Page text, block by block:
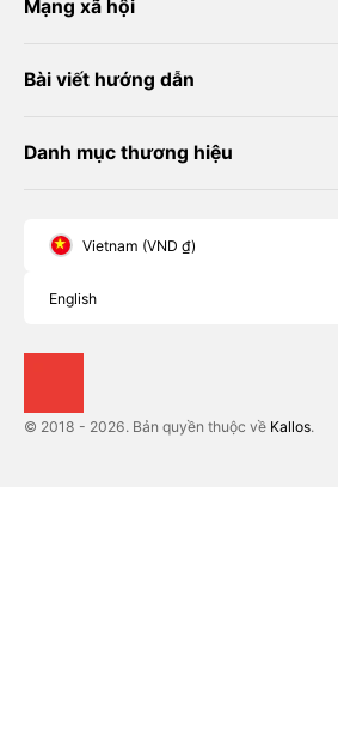
Mạng xã hội
Bài viết hướng dẫn
Danh mục thương hiệu
Vietnam (VND ₫)
English
© 2018 - 2026. Bản quyền thuộc về Kallos.